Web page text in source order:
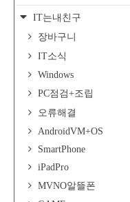
IT는내친구
장바구니
IT소식
Windows
PC점검+조립
오류해결
AndroidVM+OS
SmartPhone
iPadPro
MVNO알뜰폰